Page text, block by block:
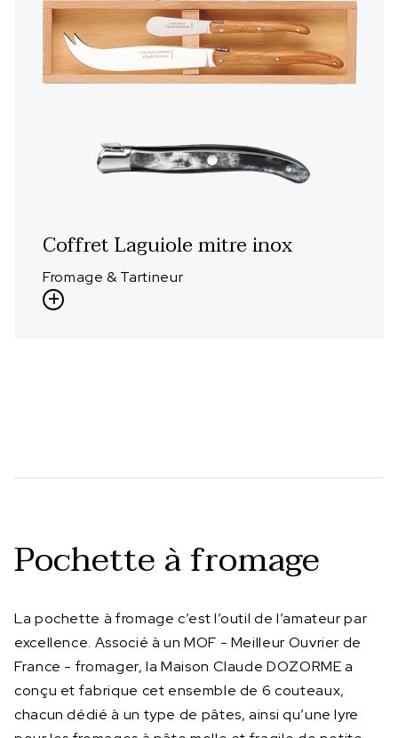
Coffret Laguiole mitre inox
Fromage & Tartineur
Pochette à fromage
La pochette à fromage c’est l’outil de l’amateur par
excellence. Associé à un MOF - Meilleur Ouvrier de
France - fromager, la Maison Claude DOZORME a
conçu et fabrique cet ensemble de 6 couteaux,
chacun dédié à un type de pâtes, ainsi qu’une lyre